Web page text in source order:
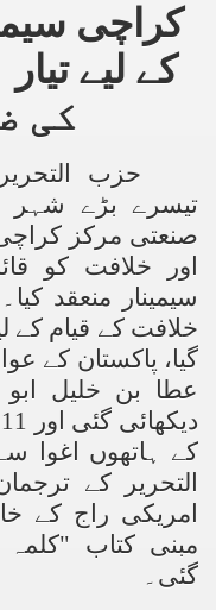
کراچی
کے لیے
کی
حزب
تیسرے بڑے شہر
صنعتی مرکز
اور خلافت کو
سیمینار منعقد
خلافت کے قیام کے
گیا، پاکستان کے
عطا بن خلیل
کے ہاتھوں اغوا
التحریر کے
امریکی راج کے
مبنی کتاب
گئی۔